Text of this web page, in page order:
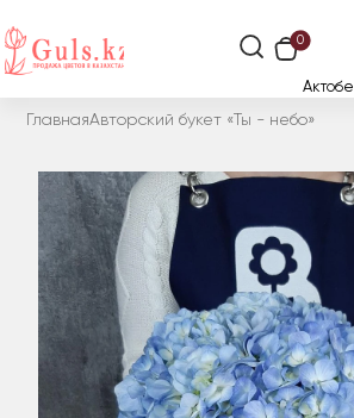
0
Актобе
ГлавнаяАвторский букет «Ты - небо»